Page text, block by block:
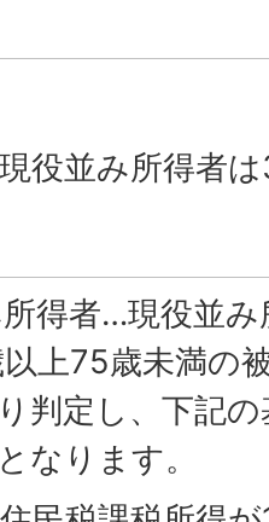
役並み所得者
得者…現役並
上75歳未満の
判定し、下記
なります。